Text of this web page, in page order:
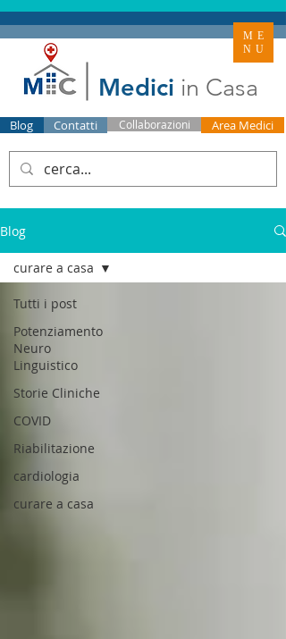
Medici in Casa
Blog Contatti Collaborazioni Area Medici
ME
NU
Blog
Tutti i post
Potenziamento
Neuro
Linguistico
Storie Cliniche
COVID
Riabilitazione
cardiologia
curare a casa
curare a casa